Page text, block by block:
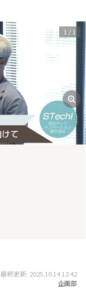
1 / 1
最終更新: 2025.10.14 12:42
企画部